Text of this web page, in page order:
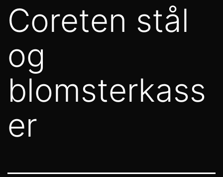
Coreten stål
og
blomsterkass
er